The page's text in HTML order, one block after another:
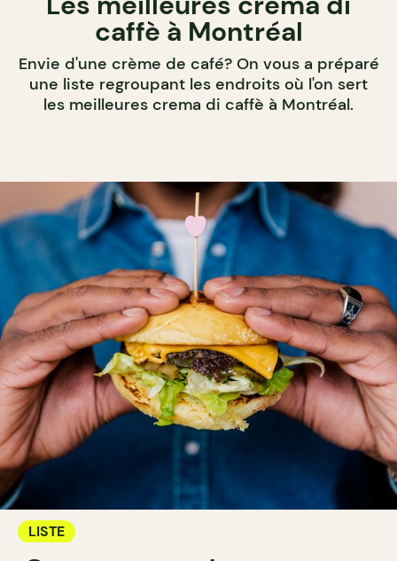
caffè à Montréal
Envie d'une crème de café? On vous a préparé
une liste regroupant les endroits où l'on sert
les meilleures crema di caffè à Montréal.
LISTE